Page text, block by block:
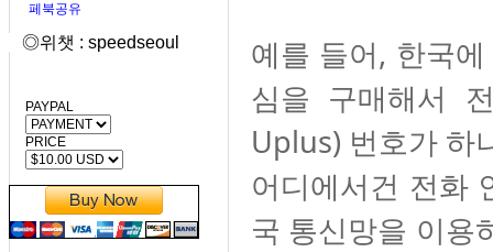
페북공유
◎위챗 : speedseoul
PAYPAL
PRICE
예를 들어, 한국
심을 구매해서
Uplus) 번호가 하
어디에서건 전화
국 통신망을 이용